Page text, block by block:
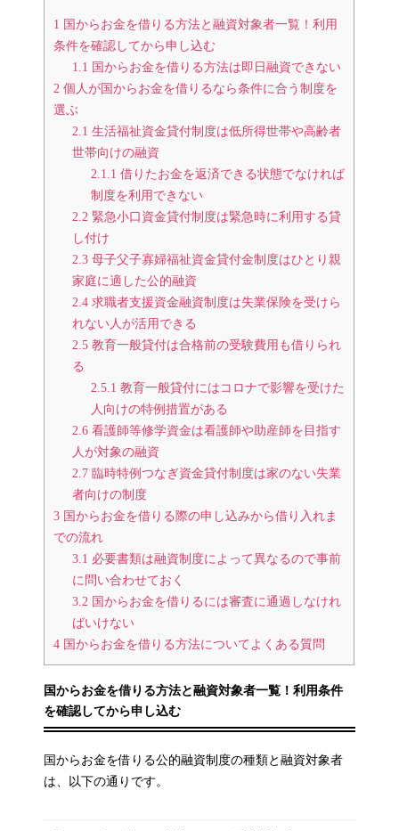
1
国からお金を借りる方法と融資対象者一覧！利用
条件を確認してから申し込む
1.1
国からお金を借りる方法は即日融資できない
2 個人が国からお金を借りるなら条件に合う制度を
選ぶ
2.1 生活福祉資金貸付制度は低所得世帯や高齢者
世帯向けの融資
2.1.1 借りたお金を返済できる状態でなければ
制度を利用できない
2.2 緊急小口資金貸付制度は緊急時に利用する貸
し付け
2.3 母子父子寡婦福祉資金貸付金制度はひとり親
家庭に適した公的融資
2.4 求職者支援資金融資制度は失業保険を受けら
れない人が活用できる
2.5 教育一般貸付は合格前の受験費用も借りられ
る
2.5.1 教育一般貸付にはコロナで影響を受けた
人向けの特例措置がある
2.6 看護師等修学資金は看護師や助産師を目指す
人が対象の融資
2.7 臨時特例つなぎ資金貸付制度は家のない失業
者向けの制度
3 国からお金を借りる際の申し込みから借り入れま
での流れ
3.1 必要書類は融資制度によって異なるので事前
に問い合わせておく
3.2 国からお金を借りるには審査に通過しなけれ
ばいけない
4 国からお金を借りる方法についてよくある質問
国からお金を借りる方法と融資対象者一覧！利用条件
を確認してから申し込む
国からお金を借りる公的融資制度の種類と融資対象者
は、以下の通りです。